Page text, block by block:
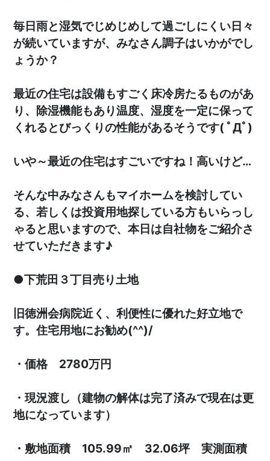
毎日雨と湿気でじめじめして過ごしにくい日々
が続いていますが、みなさん調子はいかがでし
ょうか？
最近の住宅は設備もすごく床冷房たるものがあ
り、除湿機能もあり温度、湿度を一定に保って
くれるとびっくりの性能があるそうです( ﾟДﾟ)
いや～最近の住宅はすごいですね！高いけど…
そんな中みなさんもマイホームを検討してい
る、若しくは投資用地探している方もいらっし
ゃると思いますので、本日は自社物をご紹介さ
せていただきます♪
●下荒田３丁目売り土地
旧徳洲会病院近く、利便性に優れた好立地で
す。住宅用地にお勧め(^^)/
・価格 2780万円
・現況渡し（建物の解体は完了済みで現在は更
地になっています）
・敷地面積 105.99㎡ 32.06坪 実測面積